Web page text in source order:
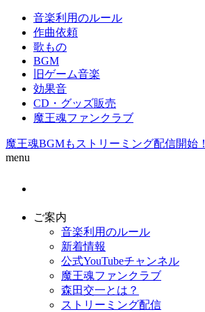
音楽利用のルール
作曲依頼
歌もの
BGM
旧ゲーム音楽
効果音
CD・グッズ販売
魔王魂ファンクラブ
魔王魂BGMもストリーミング配信開始！
menu
ご案内
音楽利用のルール
新着情報
公式YouTubeチャンネル
魔王魂ファンクラブ
森田交一とは？
ストリーミング配信